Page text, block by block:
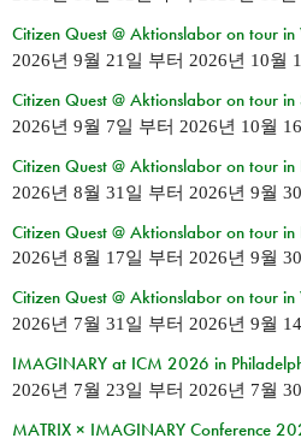
Citizen Quest @ Aktionslabor on tour in
2026년 9월 21일 부터 2026년 10월
Citizen Quest @ Aktionslabor on tour in
2026년 9월 7일 부터 2026년 10월
Citizen Quest @ Aktionslabor on tour
2026년 8월 31일 부터 2026년 9월
Citizen Quest @ Aktionslabor on tour in
2026년 8월 17일 부터 2026년 9월
Citizen Quest @ Aktionslabor on tour
2026년 7월 31일 부터 2026년 9월
IMAGINARY at ICM 2026 in
2026년 7월 23일 부터 2026년 7월
MATRIX × IMAGINARY Conference